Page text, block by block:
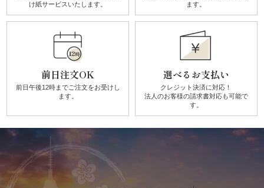
物・
げ》
ー
け紙サービスいたします。
ます。
前日注文OK
前日午後12時までご注文をお受けし
ます。
選べるお支払い
クレジット決済に対応！
法人のお客様の請求書対応も可能で
す。